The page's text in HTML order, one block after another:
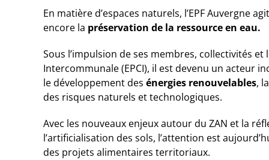
En matière d’espaces naturels, l’EPF Auvergne
encore la préservation de la ressource en eau.
Sous l’impulsion de ses membres, collectivités
Intercommunale (EPCI), il est devenu un acteur
le développement des énergies renouvelables,
des risques naturels et technologiques.
Avec les nouveaux enjeux autour du ZAN et la
l’artificialisation des sols, l’attention est
des projets alimentaires territoriaux.